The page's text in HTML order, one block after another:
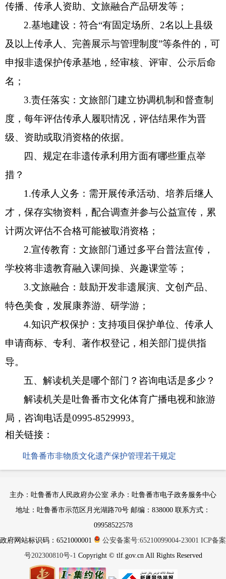
传播、传承人资助、文旅融合产品研发等；
2.基地建设：符合“有固定场所、2名以上县级
及以上传承人、完善展示与管理制度”等条件的，可
申报非遗保护传承基地，经审核、评审、公示后命
名；
3.责任落实：文旅部门建立协调机制和督查制
度，每年评估传承人履职情况，评估结果作为晋
级、资助或取消资格的依据。
四、规定在非遗传承利用方面有哪些重点举
措？
1.传承人义务：需开展传承活动、培养后继人
才，保存实物资料，配合调查并参与公益宣传，累
计两次评估不合格可能被取消资格；
2.宣传教育：文旅部门通过多平台普法宣传，
学校将非遗教育融入课间操、兴趣课堂等；
3.文旅融合：鼓励开发非遗展演、文创产品、
特色美食，发展康养游、研学游；
4.知识产权保护：支持项目保护单位、传承人
申请商标、专利、著作权登记，相关部门提供指
导。
五、解读机关是哪个部门？咨询电话是多少？
解读机关是吐鲁番市文化体育广播电视和旅游
局，咨询电话是0995-8529993。
相关链接：
吐鲁番市非物质文化遗产保护管理若干规定
主办：吐鲁番市人民政府办公室 承办：吐鲁番市电子政务服务中心
地址：吐鲁番市示范区月光湖路70号 邮编：838000 联系方式：
09958522578
政府网站标识码：6521000001
公安备案号:65210099004-23001 ICP备案
号202300810号-1 Copyright © tlf.gov.cn All Rights Reserved